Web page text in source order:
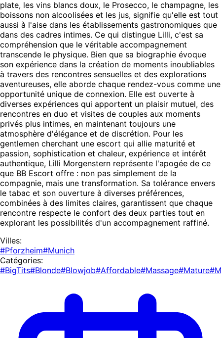
plate, les vins blancs doux, le Prosecco, le champagne, les
boissons non alcoolisées et les jus, signifie qu'elle est tout
aussi à l'aise dans les établissements gastronomiques que
dans des cadres intimes. Ce qui distingue Lilli, c'est sa
compréhension que le véritable accompagnement
transcende le physique. Bien que sa biographie évoque
son expérience dans la création de moments inoubliables
à travers des rencontres sensuelles et des explorations
aventureuses, elle aborde chaque rendez-vous comme une
opportunité unique de connexion. Elle est ouverte à
diverses expériences qui apportent un plaisir mutuel, des
rencontres en duo et visites de couples aux moments
privés plus intimes, en maintenant toujours une
atmosphère d'élégance et de discrétion. Pour les
gentlemen cherchant une escort qui allie maturité et
passion, sophistication et chaleur, expérience et intérêt
authentique, Lilli Morgenstern représente l'apogée de ce
que BB Escort offre : non pas simplement de la
compagnie, mais une transformation. Sa tolérance envers
le tabac et son ouverture à diverses préférences,
combinées à des limites claires, garantissent que chaque
rencontre respecte le confort des deux parties tout en
explorant les possibilités d'un accompagnement raffiné.
Villes:
#Pforzheim#Munich
Catégories:
#BigTits#Blonde#Blowjob#Affordable#Massage#Mature